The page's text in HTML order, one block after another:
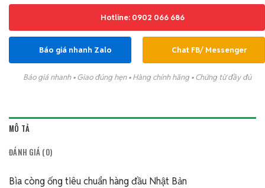
Hotline: 0902 066 686
Báo giá nhanh Zalo Chat FB/ Messenger
Báo giá nhanh • Giao đúng hẹn • Hàng chính hãng • Chứng từ đầy đủ
MÔ TẢ
ĐÁNH GIÁ (0)
Bìa còng ống tiêu chuẩn hàng đầu Nhật Bản